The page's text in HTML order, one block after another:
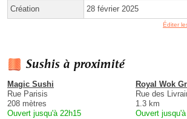
Création 28 février 2025
Éditer
Sushis à proximité
Magic Sushi
Rue Parisis
208 mètres
Ouvert jusqu'à 22h15
Royal Wok
Rue des
1.3 km
Ouvert